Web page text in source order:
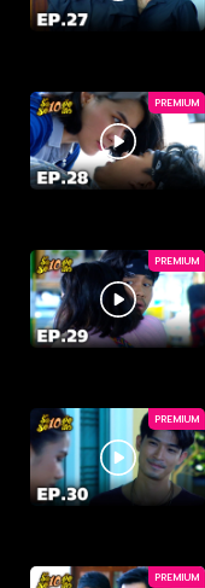
PREMIUM
PREMIUM
PREMIUM
PREMIUM